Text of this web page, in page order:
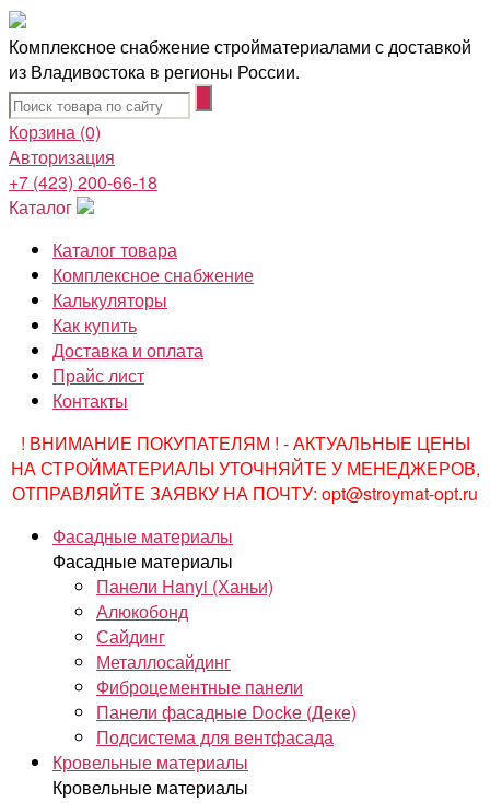
Комплексное снабжение стройматериалами с доставкой
из Владивостока в регионы России.
Корзина (0)
Авторизация
+7 (423) 200-66-18
Каталог
Каталог товара
Комплексное снабжение
Калькуляторы
Как купить
Доставка и оплата
Прайс лист
Контакты
! ВНИМАНИЕ ПОКУПАТЕЛЯМ ! - АКТУАЛЬНЫЕ ЦЕНЫ
НА СТРОЙМАТЕРИАЛЫ УТОЧНЯЙТЕ У МЕНЕДЖЕРОВ,
ОТПРАВЛЯЙТЕ ЗАЯВКУ НА ПОЧТУ: opt@stroymat-opt.ru
Фасадные материалы
Фасадные материалы
Панели Hanyi (Ханьи)
Алюкобонд
Сайдинг
Металлосайдинг
Фиброцементные панели
Панели фасадные Docke (Деке)
Подсистема для вентфасада
Кровельные материалы
Кровельные материалы